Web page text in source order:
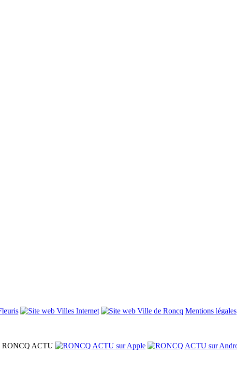
Mentions légales
RONCQ ACTU